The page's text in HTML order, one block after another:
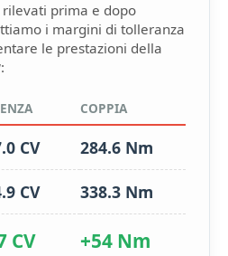
rilevati prima e dopo
i margini di tolleranza
le prestazioni della
:
COPPIA
CV 284.6 Nm
CV 338.3 Nm
CV +54 Nm